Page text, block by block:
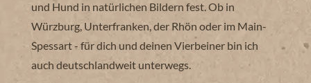
und Hund in natürlichen Bildern fest. Ob in
Würzburg, Unterfranken, der Rhön oder im Main-
Spessart - für dich und deinen Vierbeiner bin ich
auch deutschlandweit unterwegs.